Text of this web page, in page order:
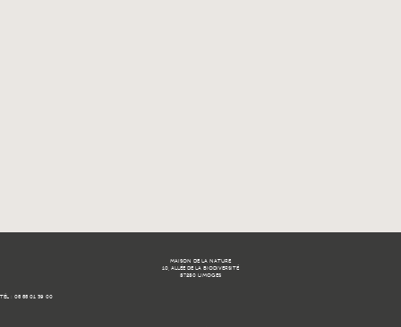
MAISON DE LA NATURE
10, ALLÉE DE LA BIODIVERSITÉ
87280 LIMOGES
TÉL : 05 55 01 39 00